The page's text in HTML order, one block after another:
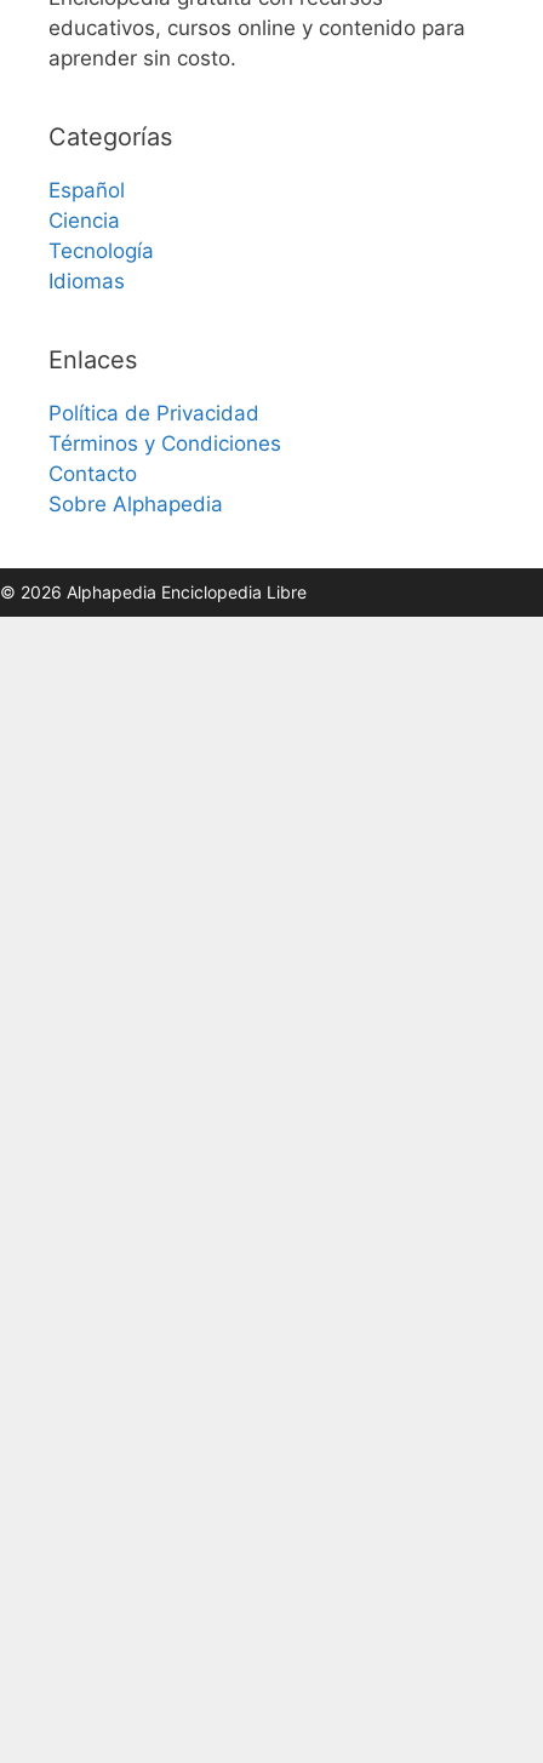
educativos, cursos online y contenido para
aprender sin costo.
Categorías
Español
Ciencia
Tecnología
Idiomas
Enlaces
Política de Privacidad
Términos y Condiciones
Contacto
Sobre Alphapedia